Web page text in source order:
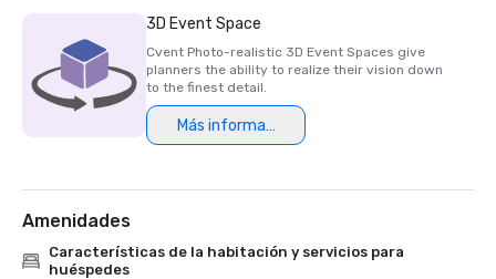
3D Event Space
Cvent Photo-realistic 3D Event Spaces give
planners the ability to realize their vision down
to the finest detail.
Más información
Amenidades
Características de la habitación y servicios para
huéspedes